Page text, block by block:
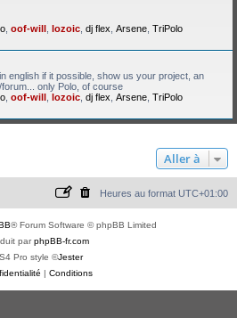
oof-will lozoic dj flex Arsene TriPolo
english if it possible, show us your project, an
only Polo, of course
oof-will lozoic dj flex Arsene TriPolo
Aller à
Heures au format UTC+01:00
® Forum Software © phpBB Limited
parphpBB-fr.com
Pro style ©Jester
| Conditions